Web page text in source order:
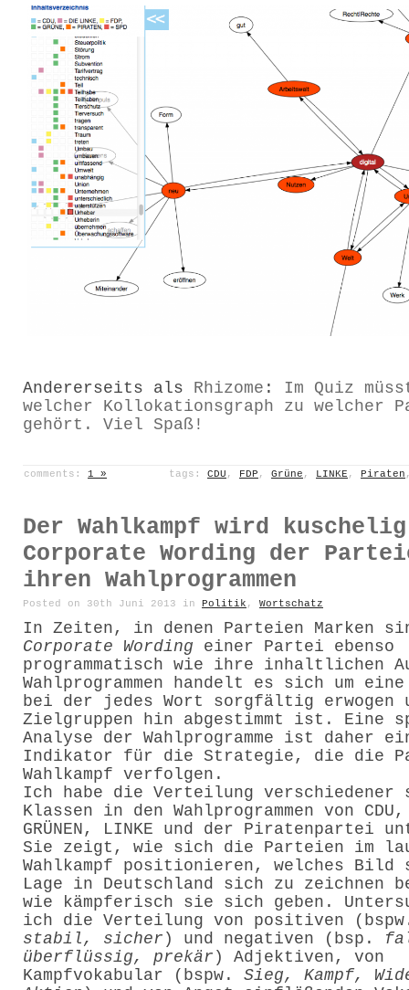
Andererseits als Rhizome : Im Quiz
welcher Kollokationsgraph zu welcher
gehört. Viel Spaß!
comments: 1 » tags: CDU , FDP , Grüne , LINKE , Piraten
Der Wahlkampf wird
Corporate Wording der
ihren Wahlprogrammen
Posted on 30th Juni 2013 in Politik , Wortschatz
In Zeiten, in denen Parteien Marken
Corporate Wording einer Partei ebenso
programmatisch wie ihre inhaltlichen
Wahlprogrammen handelt es sich um
bei der jedes Wort sorgfältig erwogen
Zielgruppen hin abgestimmt ist. Eine
Analyse der Wahlprogramme ist daher
Indikator für die Strategie, die die
Wahlkampf verfolgen.
Ich habe die Verteilung verschiedener
Klassen in den Wahlprogrammen von CDU,
GRÜNEN, LINKE und der Piratenpartei
Sie zeigt, wie sich die Parteien im
Wahlkampf positionieren, welches Bild
Lage in Deutschland sich zu zeichnen
wie kämpferisch sie sich geben.
ich die Verteilung von positiven
stabil, sicher ) und negativen (bsp.
überflüssig, prekär ) Adjektiven, von
Kampfvokabular (bspw. Sieg, Kampf,